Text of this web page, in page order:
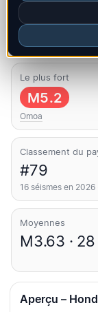
Séismes ce mois-ci
0
Dernier UTC :
Le plus fort
M5.2
Omoa
Classement du
#79
16 séismes en 2026
Moyennes
M3.63 ·
Aperçu –